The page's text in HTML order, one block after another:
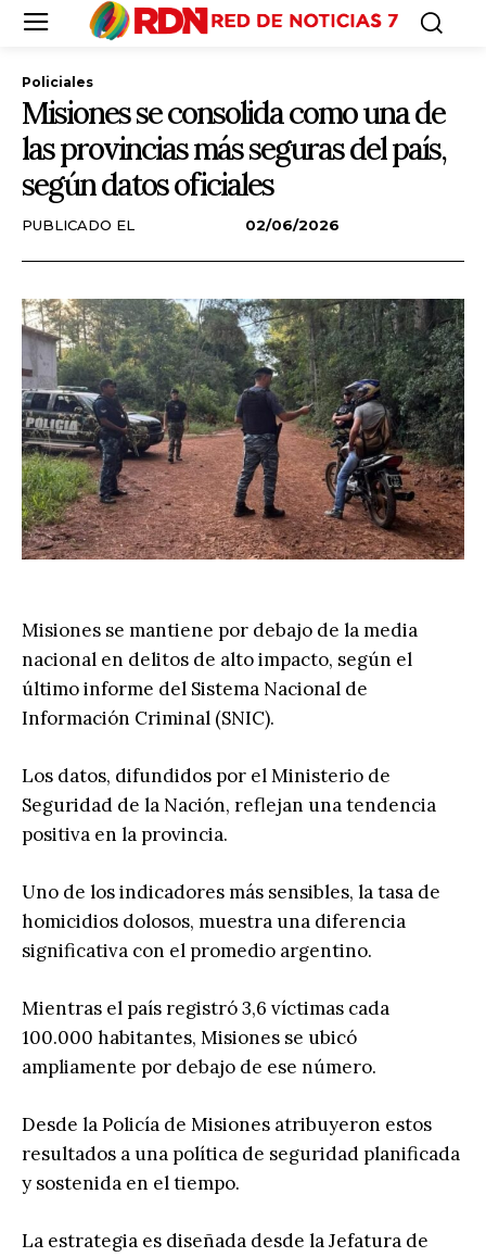
Policiales
Misiones se consolida como una de
las provincias más seguras del país,
según datos oficiales
PUBLICADO EL 02/06/2026
Misiones se mantiene por debajo de la media
nacional en delitos de alto impacto, según el
último informe del Sistema Nacional de
Información Criminal (SNIC).
Los datos, difundidos por el Ministerio de
Seguridad de la Nación, reflejan una tendencia
positiva en la provincia.
Uno de los indicadores más sensibles, la tasa de
homicidios dolosos, muestra una diferencia
significativa con el promedio argentino.
Mientras el país registró 3,6 víctimas cada
100.000 habitantes, Misiones se ubicó
ampliamente por debajo de ese número.
Desde la Policía de Misiones atribuyeron estos
resultados a una política de seguridad planificada
y sostenida en el tiempo.
La estrategia es diseñada desde la Jefatura de